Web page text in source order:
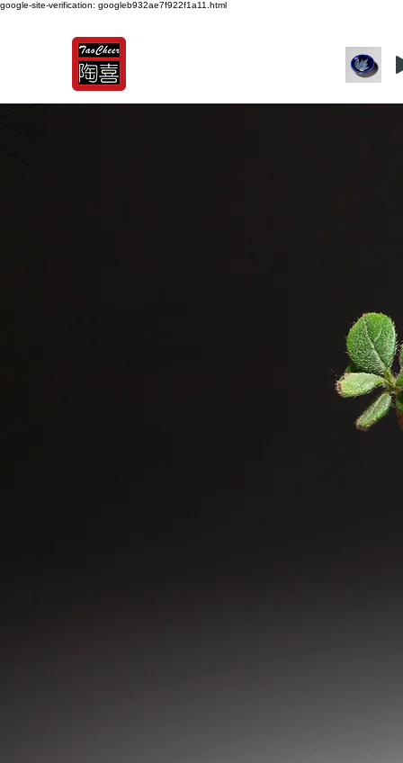
google-site-verification: googleb932ae7f922f1a11.html